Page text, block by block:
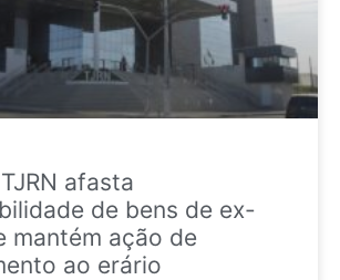
afasta
de bens de ex-
mantém ação de
ao erário